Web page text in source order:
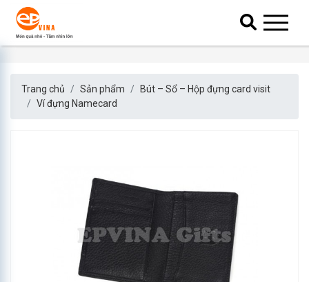
Trang chủ Sản phẩm
Bút – Sổ – Hộp đựng card visit
Ví đựng Namecard